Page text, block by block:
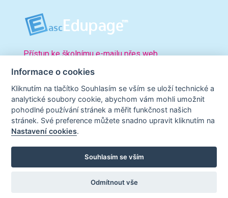
Informace o cookies
Kliknutím na tlačítko Souhlasím se vším se uloží technické a
analytické soubory cookie, abychom vám mohli umožnit
pohodlné používání stránek a měřit funkčnost našich
stránek. Své preference můžete snadno upravit kliknutím na
Nastavení cookies.
Souhlasím se vším
Odmítnout vše
Přístup ke školnímu e-mailu přes web.
© 2023 zskninice.cz |Prohlášení o přístupnosti|Podmínky
| Powered by:NetPublicator